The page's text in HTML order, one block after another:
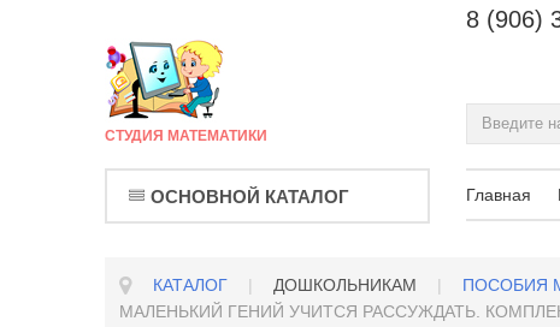
СТУДИЯ МАТЕМАТИКИ
8 (906)
ОСНОВНОЙ КАТАЛОГ Главная
КАТАЛОГ | ДОШКОЛЬНИКАМ | ПОСОБИЯ
МАЛЕНЬКИЙ ГЕНИЙ УЧИТСЯ РАССУЖДАТЬ.